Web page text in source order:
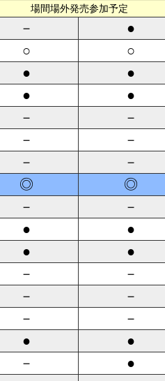
場間場外発売参加予定
－ ●
○ ○
● ●
● ●
－ －
－ －
－ －
◎ ◎
－ －
● ●
● ●
－ －
－ －
－ －
● ●
－ ●